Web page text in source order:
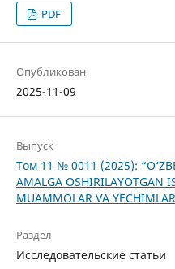
PDF
Опубликован
2025-11-09
Выпуск
Том 11 № 0011 (2025):
AMALGA OSHIRILAYOTGAN
MUAMMOLAR VA
Раздел
Исследовательские статьи